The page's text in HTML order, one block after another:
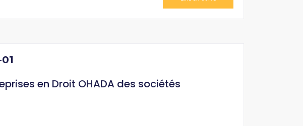
en Droit OHADA des sociétés